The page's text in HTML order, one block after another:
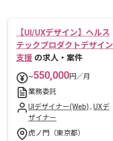
【UI/UXデザイン】ヘルス
テックプロダクトデザイン
支援 の求人・案件
~550,000円／月
業務委託
UIデザイナー(Web) , UXデ
ザイナー
虎ノ門（東京都）